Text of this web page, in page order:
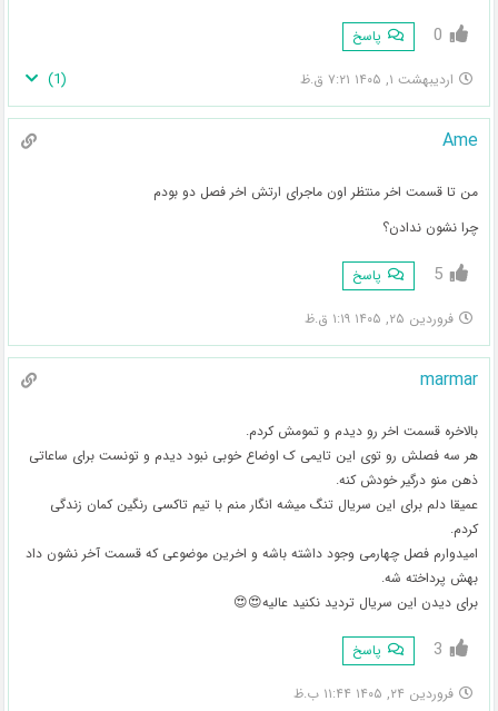
0 پاسخ
اردیبهشت ۱, ۱۴۰۵ ۷:۲۱ ق.ظ (
1
)
Ame
من تا قسمت اخر منتظر اون ماجرای ارتش اخر فصل دو بودم
چرا نشون ندادن؟
5 پاسخ
فروردین ۲۵, ۱۴۰۵ ۱:۱۹ ق.ظ
marmar
بالاخره قسمت اخر رو دیدم و تمومش کردم.
هر سه فصلش رو توی این تایمی ک اوضاع خوبی نبود دیدم و تونست برای ساعاتی
ذهن منو درگیر خودش کنه.
عمیقا دلم برای این سریال تنگ میشه انگار منم با تیم تاکسی رنگین کمان زندگی
کردم.
امیدوارم فصل چهارمی وجود داشته باشه و اخرین موضوعی که قسمت آخر نشون داد
بهش پرداخته‌ شه.
برای دیدن این سریال تردید نکنید عالیه😍😍
3 پاسخ
فروردین ۲۴, ۱۴۰۵ ۱۱:۴۴ ب.ظ